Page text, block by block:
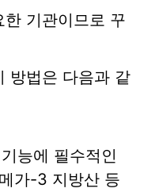
기관이므로 꾸
방법은 다음과 같
능에 필수적인
가-3 지방산 등